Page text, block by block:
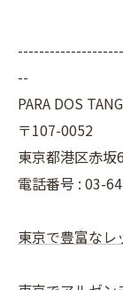
--
PARA DOS
〒107-0052
東京都港区赤
電話番号 : 03-
東京で豊富なレ